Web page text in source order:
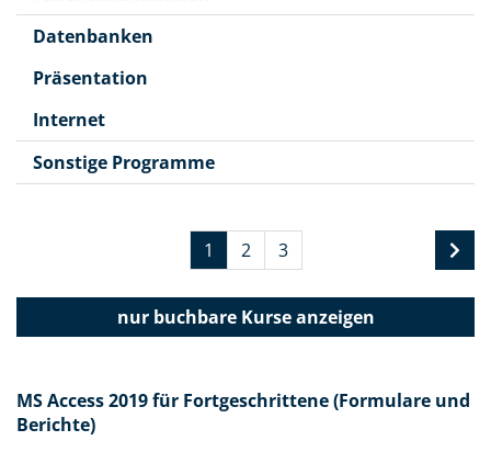
Datenbanken
Präsentation
Internet
Sonstige Programme
1 2 3
nur buchbareKurse anzeigen
MS Access 2019 für Fortgeschrittene (Formulare und
Berichte)